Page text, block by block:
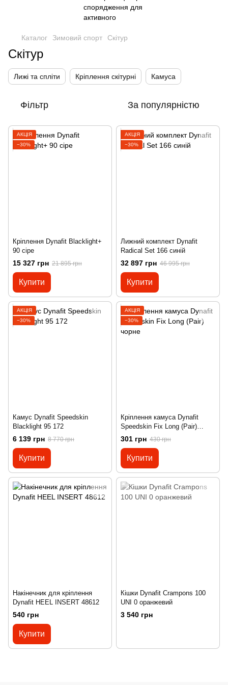
Каталог Зимовий спорт Скітур
Скітур
Лижі та спліти Кріплення скітурні Камуса
Фільтр За популярністю
АКЦІЯ
−30%
Кріплення Dynafit Blacklight+
90 сіре
15 327 грн 21 895 грн
Купити
АКЦІЯ
−30%
Лижний комплект Dynafit
Radical Set 166 синій
32 897 грн 46 995 грн
Купити
АКЦІЯ
−30%
Камус Dynafit Speedskin
Blacklight 95 172
6 139 грн 8 770 грн
Купити
АКЦІЯ
−30%
Кріплення камуса Dynafit
Speedskin Fix Long (Pair)
чорне
301 грн 430 грн
Купити
Накінечник для кріплення
Dynafit HEEL INSERT 48612
540 грн
Купити
Кішки Dynafit Crampons 100
UNI 0 оранжевий
3 540 грн